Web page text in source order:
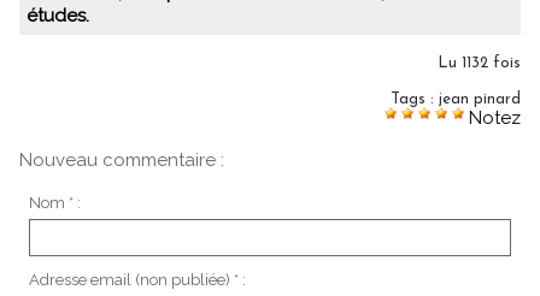
études.
Lu 1132 fois
Tags : jean pinard
Notez
Nouveau commentaire :
Nom * :
Adresse email (non publiée) * :